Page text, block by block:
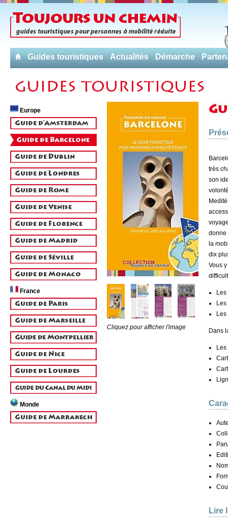
Guides touristiques Actualités Démarche
Europe
France
Monde
Cliquez pour afficher l'image
très
son
donne
la
dix
Vous
Les
Dans
Les
Lire